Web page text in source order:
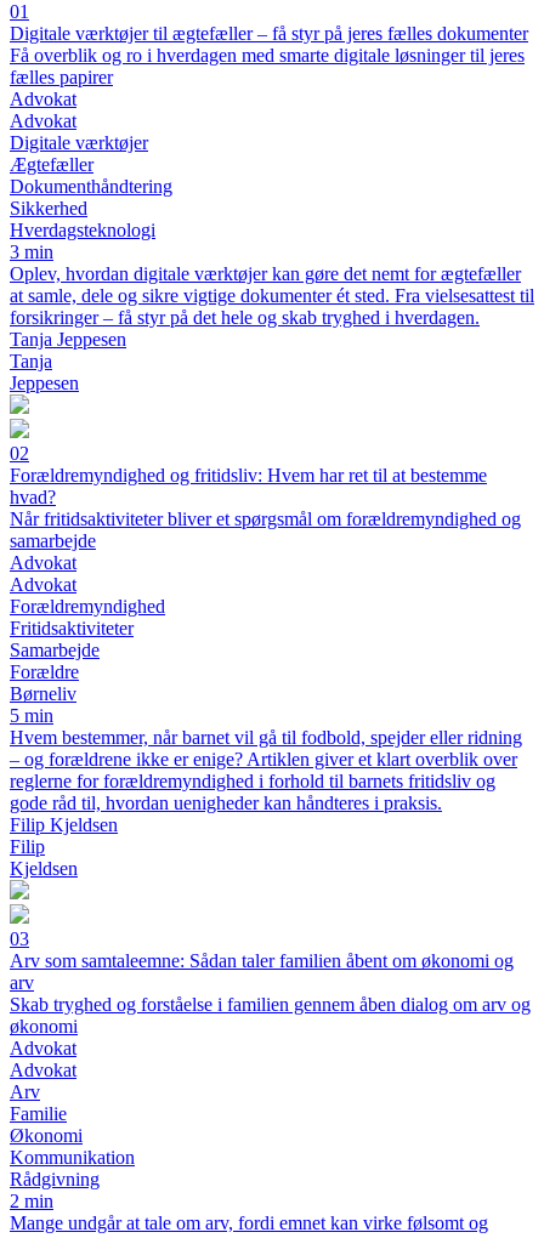
01
Digitale værktøjer til ægtefæller – få styr på jeres fælles dokumenter
Få overblik og ro i hverdagen med smarte digitale løsninger til jeres
fælles papirer
Advokat
Advokat
Digitale værktøjer
Ægtefæller
Dokumenthåndtering
Sikkerhed
Hverdagsteknologi
3 min
Oplev, hvordan digitale værktøjer kan gøre det nemt for ægtefæller
at samle, dele og sikre vigtige dokumenter ét sted. Fra vielsesattest til
forsikringer – få styr på det hele og skab tryghed i hverdagen.
Tanja Jeppesen
Tanja
Jeppesen
02
Forældremyndighed og fritidsliv: Hvem har ret til at bestemme
hvad?
Når fritidsaktiviteter bliver et spørgsmål om forældremyndighed og
samarbejde
Advokat
Advokat
Forældremyndighed
Fritidsaktiviteter
Samarbejde
Forældre
Børneliv
5 min
Hvem bestemmer, når barnet vil gå til fodbold, spejder eller ridning
– og forældrene ikke er enige? Artiklen giver et klart overblik over
reglerne for forældremyndighed i forhold til barnets fritidsliv og
gode råd til, hvordan uenigheder kan håndteres i praksis.
Filip Kjeldsen
Filip
Kjeldsen
03
Arv som samtaleemne: Sådan taler familien åbent om økonomi og
arv
Skab tryghed og forståelse i familien gennem åben dialog om arv og
økonomi
Advokat
Advokat
Arv
Familie
Økonomi
Kommunikation
Rådgivning
2 min
Mange undgår at tale om arv, fordi emnet kan virke følsomt og